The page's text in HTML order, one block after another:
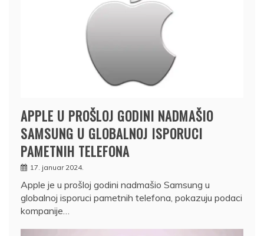
APPLE U PROŠLOJ GODINI NADMAŠIO
SAMSUNG U GLOBALNOJ ISPORUCI
PAMETNIH TELEFONA
17. januar 2024.
Apple je u prošloj godini nadmašio Samsung u
globalnoj isporuci pametnih telefona, pokazuju podaci
kompanije…